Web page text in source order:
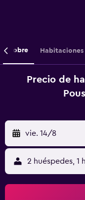
Sobre Habitaciones
Precio de
vie. 14/8
2 huéspedes, 1